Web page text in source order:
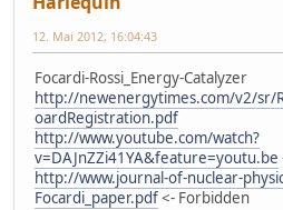
12. Mai 2012, 16:04:43
Focardi-Rossi_Energy-Catalyzer
http://newenergytimes.com/v2/sr/
oardRegistration.pdf
http://www.youtube.com/watch?
v=DAJnZZi41YA&feature=youtu.be
http://www.journal-of-nuclear-
Focardi_paper.pdf<- Forbidden